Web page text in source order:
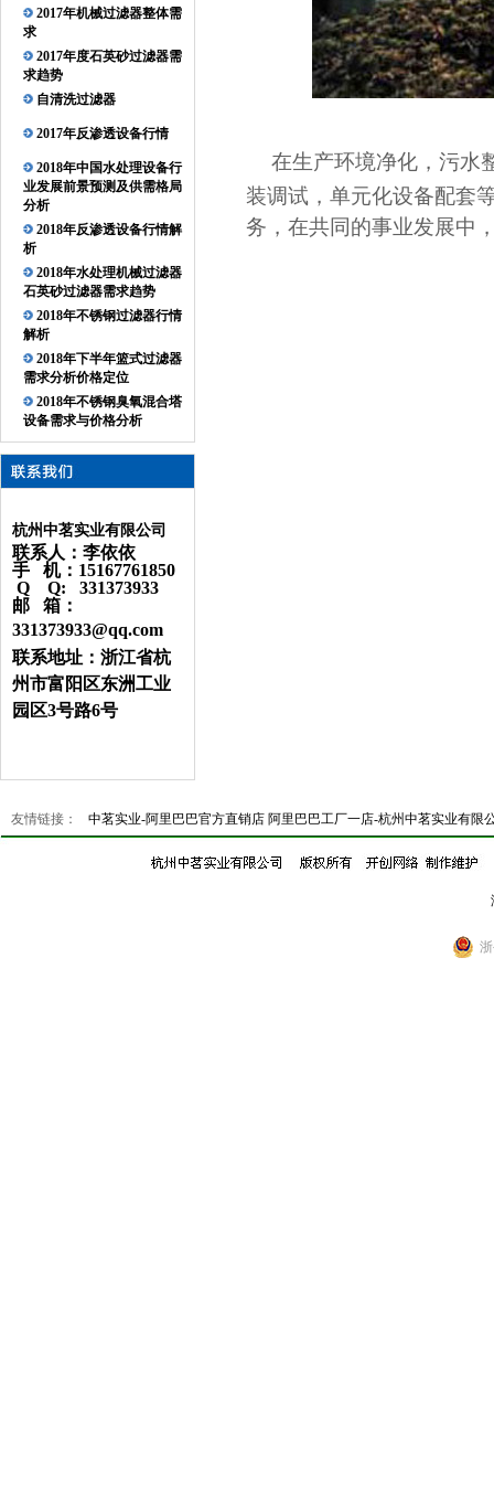
2017年机械过滤器整体需
求
2017年度石英砂过滤器需
求趋势
自清洗过滤器
2017年反渗透设备行情
2018年中国水处理设备行
业发展前景预测及供需格局
分析
2018年反渗透设备行情解
析
2018年水处理机械过滤器
石英砂过滤器需求趋势
2018年不锈钢过滤器行情
解析
2018年下半年篮式过滤器
需求分析价格定位
2018年不锈钢臭氧混合塔
设备需求与价格分析
杭州中茗实业有限公司
联系人：李依依
手 机：15167761850
Q Q: 331373933
邮 箱：
331373933@qq.com
联系地址：浙江省杭
州市富阳区东洲工业
园区3号路6号
在生产环境净化，污水
装调试，单元化设备配套
务，在共同的事业发展中
友情链接： 中茗实业-阿里巴巴官方直销店 阿里巴巴工厂一店-杭州中茗实业有限